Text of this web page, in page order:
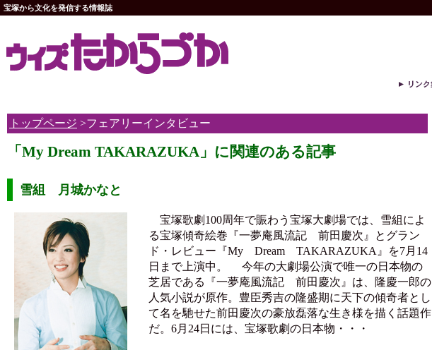
宝塚から文化を発信する情報誌
トップページ >フェアリーインタビュー
「My Dream TAKARAZUKA」に関連のある記事
雪組 月城かなと
宝塚歌劇100周年で賑わう宝塚大劇場では、雪組によ
る宝塚傾奇絵巻『一夢庵風流記 前田慶次』とグラン
ド・レビュー『My Dream TAKARAZUKA』を7月14
日まで上演中。 今年の大劇場公演で唯一の日本物の
芝居である『一夢庵風流記 前田慶次』は、隆慶一郎の
人気小説が原作。豊臣秀吉の隆盛期に天下の傾奇者とし
て名を馳せた前田慶次の豪放磊落な生き様を描く話題作
だ。6月24日には、宝塚歌劇の日本物・・・